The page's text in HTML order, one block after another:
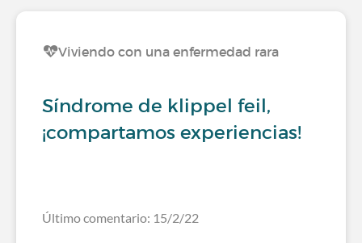
Viviendo con una enfermedad rara
Síndrome de klippel feil,
¡compartamos experiencias!
Último comentario: 15/2/22